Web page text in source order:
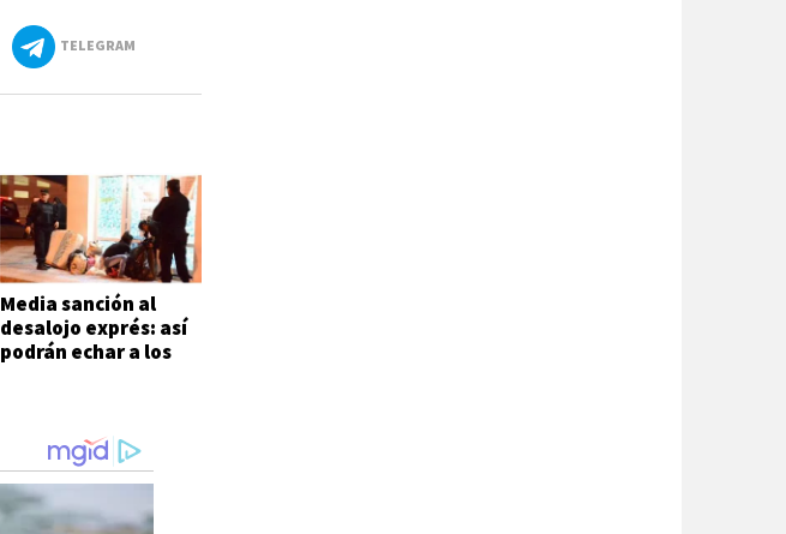
TELEGRAM
Media sanción al
desalojo exprés: así
podrán echar a los